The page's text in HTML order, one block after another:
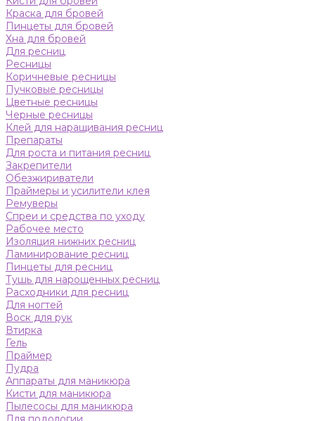
Краска для бровей
Пинцеты для бровей
Хна для бровей
Для ресниц
Ресницы
Коричневые ресницы
Пучковые ресницы
Цветные ресницы
Черные ресницы
Клей для наращивания ресниц
Препараты
Для роста и питания ресниц
Закрепители
Обезжириватели
Праймеры и усилители клея
Ремуверы
Спреи и средства по уходу
Рабочее место
Изоляция нижних ресниц
Ламинирование ресниц
Пинцеты для ресниц
Тушь для нарощенных ресниц
Расходники для ресниц
Для ногтей
Воск для рук
Втирка
Гель
Праймер
Пудра
Аппараты для маникюра
Кисти для маникюра
Пылесосы для маникюра